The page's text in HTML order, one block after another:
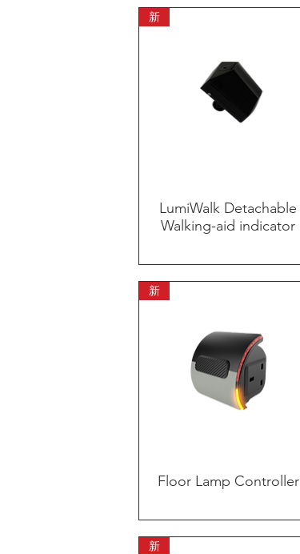
快速瀏覽
新
LumiWalk Detachable
Walking-aid indicator
快速瀏覽
新
Floor Lamp Controller
新